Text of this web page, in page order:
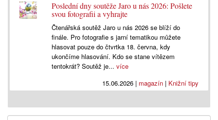
Poslední dny soutěže Jaro u nás 2026: Pošlete
svou fotografii a vyhrajte
Čtenářská soutěž Jaro u nás 2026 se blíží do
finále. Pro fotografie s jarní tematikou můžete
hlasovat pouze do čtvrtka 18. června, kdy
ukončíme hlasování. Kdo se stane vítězem
tentokrát? Soutěž je...více
15.06.2026| magazín| Knižní tipy